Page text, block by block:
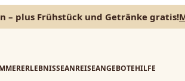
– plus Frühstück und Getränke gratis!
ERLEBNISSEANREISEANGEBOTEHILFE